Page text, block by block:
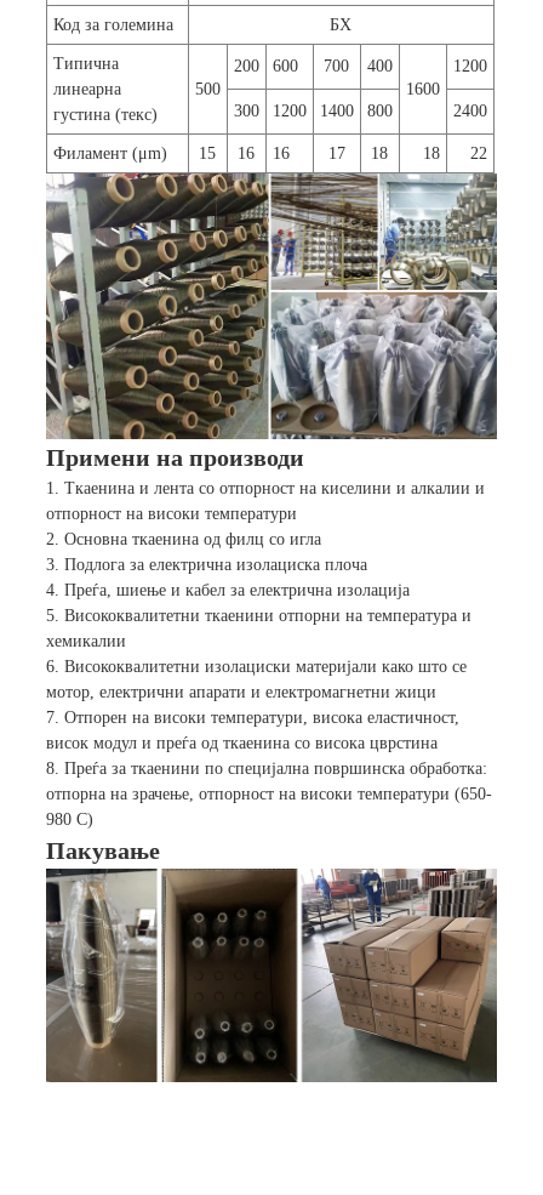
Код за големина БХ
Типична
линеарна
густина (текс)
500
200 600 700
400
1600
1200
300 1200 1400 800 2400
Филамент (μm) 15 16 16 17 18 18 22
Примени на производи
1. Ткаенина и лента со отпорност на киселини и алкалии и
отпорност на високи температури
2. Основна ткаенина од филц со игла
3. Подлога за електрична изолациска плоча
4. Преѓа, шиење и кабел за електрична изолација
5. Висококвалитетни ткаенини отпорни на температура и
хемикалии
6. Висококвалитетни изолациски материјали како што се
мотор, електрични апарати и електромагнетни жици
7. Отпорен на високи температури, висока еластичност,
висок модул и преѓа од ткаенина со висока цврстина
8. Преѓа за ткаенини по специјална површинска обработка:
отпорна на зрачење, отпорност на високи температури (650-
980 C)
Пакување